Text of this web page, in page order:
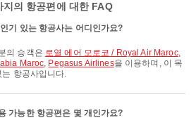
의 항공편에 대한 FAQ
기 있는 항공사는 어디인가요?
의 승객은 로열 에어 모로코 / Royal Air Maroc,
Maroc, Pegasus Airlines을 이용하며, 이 목
항공사입니다.
가능한 항공편은 몇 개인가요?